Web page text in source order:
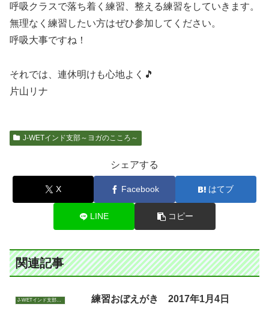
呼吸クラスで落ち着く練習、整える練習をしていきます。
無理なく練習したい方はぜひ参加してください。
呼吸大事ですね！
それでは、連休明けも心地よく🎵
片山リナ
J-WETインド支部～ヨガのこころ～
シェアする
X Facebook はてブ
LINE コピー
関連記事
J-WETインド支部～ヨガのこころ～ 練習おぼえがき 2017年1月4日